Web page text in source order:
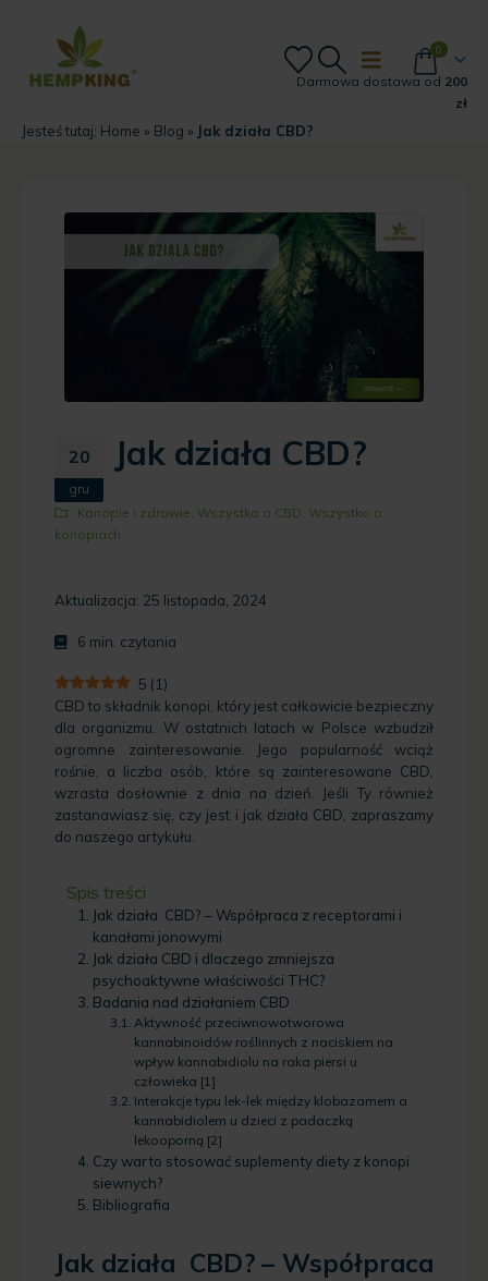
0
Darmowa dostawa od 200
zł
Jesteś tutaj: Home » Blog » Jak działa CBD?
20
gru
Jak działa CBD?
Konopie i zdrowie Wszystko o CBD Wszystko o
konopiach
Aktualizacja: 25 listopada, 2024
6 min. czytania
5 (1 )
CBD to składnik konopi, który jest całkowicie bezpieczny
dla organizmu. W ostatnich latach w Polsce wzbudził
ogromne zainteresowanie. Jego popularność wciąż
rośnie, a liczba osób, które są zainteresowane CBD,
wzrasta dosłownie z dnia na dzień. Jeśli Ty również
zastanawiasz się, czy jest i jak działa CBD, zapraszamy
do naszego artykułu.
Spis treści
Jak działa CBD? – Współpraca z receptorami i
kanałami jonowymi
Jak działa CBD i dlaczego zmniejsza
psychoaktywne właściwości THC?
Badania nad działaniem CBD
Aktywność przeciwnowotworowa
kannabinoidów roślinnych z naciskiem na
wpływ kannabidiolu na raka piersi u
człowieka [1]
Interakcje typu lek-lek między klobazamem a
kannabidiolem u dzieci z padaczką
lekooporną [2]
Czy warto stosować suplementy diety z konopi
siewnych?
Bibliografia
Jak działa CBD? – Współpraca